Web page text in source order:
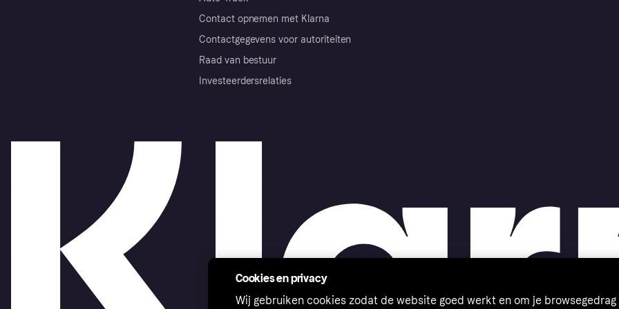
Contact opnemen met Klarna
Contactgegevens voor autoriteiten
Raad van bestuur
Investeerdersrelaties
Cookies en privacy
Wij gebruiken cookies zodat de website goed werkt en om je browsegedrag